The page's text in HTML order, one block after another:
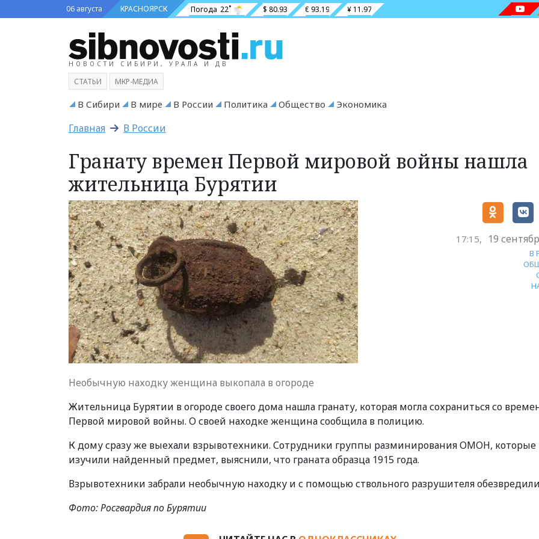
06 августа КРАСНОЯРСК Погода 22˚ $ 80.93 € 93.19 ¥ 11.97
НОВОСТИ СИБИРИ, УРАЛА И ДВ
СТАТЬИ МКР-МЕДИА
В Сибири В мире В России Политика Общество Экономика
Главная В России
Гранату времен Первой мировой войны нашла
жительница Бурятии
17:15, 19
В
Необычную находку женщина выкопала в огороде
Жительница Бурятии в огороде своего дома нашла гранату, которая могла сохраниться со
Первой мировой войны. О своей находке женщина сообщила в полицию.
К дому сразу же выехали взрывотехники. Сотрудники группы разминирования ОМОН, которые
изучили найденный предмет, выяснили, что граната образца 1915 года.
Взрывотехники забрали необычную находку и с помощью ствольного разрушителя
Фото:Росгвардия по Бурятии